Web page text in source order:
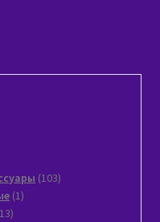
103103
11
13